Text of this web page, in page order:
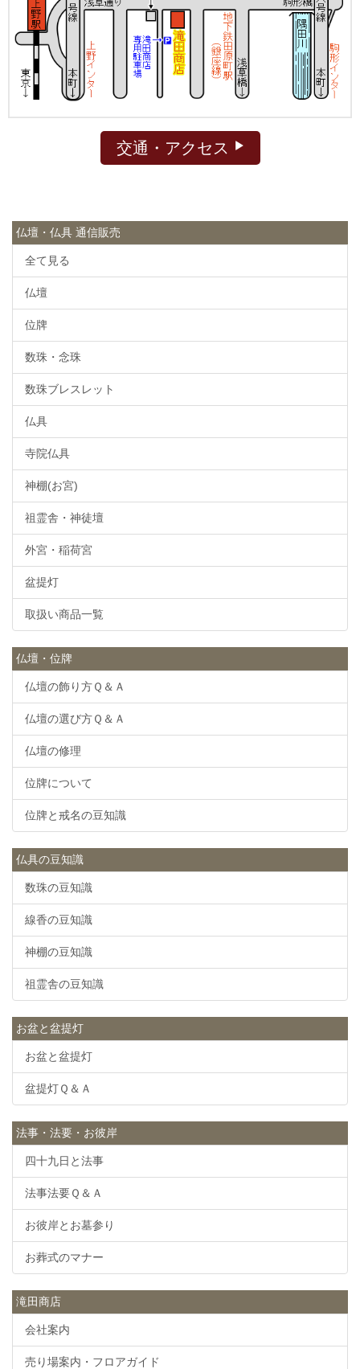
交通・アクセス
仏壇・仏具 通信販売
全て見る
仏壇
位牌
数珠・念珠
数珠ブレスレット
仏具
寺院仏具
神棚(お宮)
祖霊舎・神徒壇
外宮・稲荷宮
盆提灯
取扱い商品一覧
仏壇・位牌
仏壇の飾り方Ｑ＆Ａ
仏壇の選び方Ｑ＆Ａ
仏壇の修理
位牌について
位牌と戒名の豆知識
仏具の豆知識
数珠の豆知識
線香の豆知識
神棚の豆知識
祖霊舎の豆知識
お盆と盆提灯
お盆と盆提灯
盆提灯Ｑ＆Ａ
法事・法要・お彼岸
四十九日と法事
法事法要Ｑ＆Ａ
お彼岸とお墓参り
お葬式のマナー
滝田商店
会社案内
売り場案内・フロアガイド